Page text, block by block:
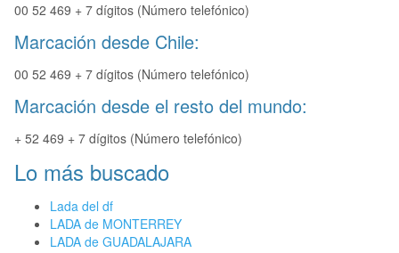
00 52 469 + 7 dígitos (Número telefónico)
Marcación desde Chile:
00 52 469 + 7 dígitos (Número telefónico)
Marcación desde el resto del mundo:
+ 52 469 + 7 dígitos (Número telefónico)
Lo más buscado
Lada del df
LADA de MONTERREY
LADA de GUADALAJARA